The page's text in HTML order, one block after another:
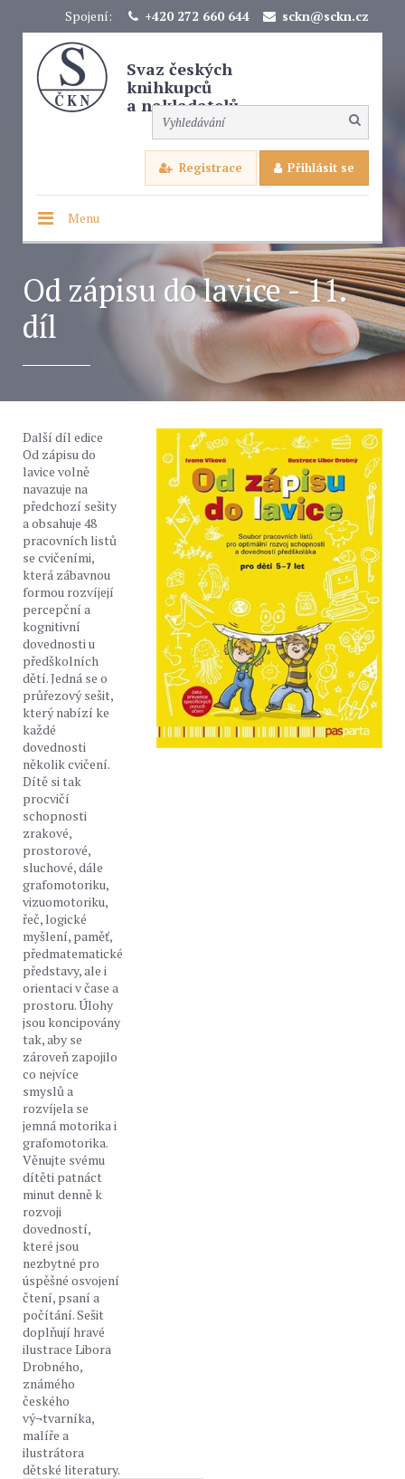
Spojení: +420 272 660 644 sckn@sckn.cz
Svaz českých
knihkupců
a nakladatelů
Registrace Přihlásit se
Menu
Od zápisu do lavice - 11.
díl
Další díl edice
Od zápisu do
lavice volně
navazuje na
předchozí sešity
a obsahuje 48
pracovních listů
se cvičeními,
která zábavnou
formou rozvíjejí
percepční a
kognitivní
dovednosti u
předškolních
dětí. Jedná se o
průřezový sešit,
který nabízí ke
každé
dovednosti
několik cvičení.
Dítě si tak
procvičí
schopnosti
zrakové,
prostorové,
sluchové, dále
grafomotoriku,
vizuomotoriku,
řeč, logické
myšlení, paměť,
předmatematické
představy, ale i
orientaci v čase a
prostoru. Úlohy
jsou koncipovány
tak, aby se
zároveň zapojilo
co nejvíce
smyslů a
rozvíjela se
jemná motorika i
grafomotorika.
Věnujte svému
dítěti patnáct
minut denně k
rozvoji
dovedností,
které jsou
nezbytné pro
úspěšné osvojení
čtení, psaní a
počítání. Sešit
doplňují hravé
ilustrace Libora
Drobného,
známého
českého
vý¬tvarníka,
malíře a
ilustrátora
dětské literatury.